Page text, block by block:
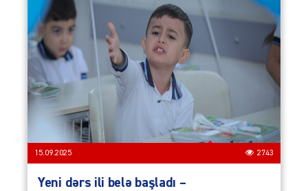
15.09.2025 2743
Yeni dərs ili belə başladı –